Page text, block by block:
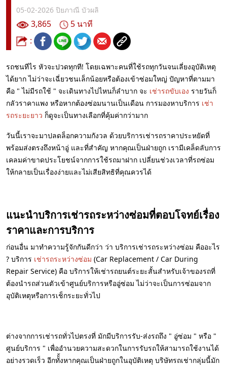
05-02-2026 ปิยภาณี บัวผลิ
3,865
5 นาที
:
รถชนทีไร หัวจะปวดทุกที! โดยเฉพาะคนที่ใช้รถทุกวันจนเลี่ยงอุบัติเหตุ
ได้ยาก ไม่ว่าจะเฉี่ยวชนเล็กน้อยหรือต้องเข้าซ่อมใหญ่ ปัญหาที่ตามมา
คือ " ไม่มีรถใช้ " จะเดินทางไปไหนก็ลำบาก จะ เช่ารถขับเอง รายวันก็
กลัวราคาแพง หรือหากต้องซ่อมนานเป็นเดือน การมองหาบริการ เช่า
รถระยะยาว ก็ดูจะเป็นทางเลือกที่คุ้มค่ากว่ามาก
วันนี้เราจะมาปลดล็อกความกังวล ด้วยบริการเช่ารถราคาประหยัดที่
พร้อมส่งตรงถึงหน้าอู่ และที่สำคัญ หากคุณเป็นฝ่ายถูก เรามีเคล็ดลับการ
เคลมค่าขาดประโยชน์จากการใช้รถมาฝาก เปลี่ยนช่วงเวลาที่รถซ่อม
ให้กลายเป็นเรื่องง่ายและไม่เสียสิทธิที่คุณควรได้
แนะนำบริการเช่ารถระหว่างซ่อมที่ตอบโจทย์เรื่อง
ราคาและการบริการ
ก่อนอื่น มาทำความรู้จักกันดีกว่า ว่า บริการเช่ารถระหว่างซ่อม คืออะไร
? บริการ เช่ารถระหว่างซ่อม (Car Replacement / Car During
Repair Service) คือ บริการให้เช่ารถยนต์ระยะสั้นสำหรับเจ้าของรถที่
ต้องนำรถส่วนตัวเข้าศูนย์บริการหรืออู่ซ่อม ไม่ว่าจะเป็นการซ่อมจาก
อุบัติเหตุหรือการเช็กระยะทั่วไป
ต่างจากการเช่ารถทั่วไปตรงที่ มักมีบริการรับ-ส่งรถถึง " อู่ซ่อม " หรือ "
ศูนย์บริการ " เพื่ออำนวยความสะดวกในการรับรถให้สามารถใช้งานได้
อย่างรวดเร็ว อีกทัั้งหากคุณเป็นฝ่ายถูกในอุบัติเหตุ บริษัทรถเช่ากลุ่มนี้มัก